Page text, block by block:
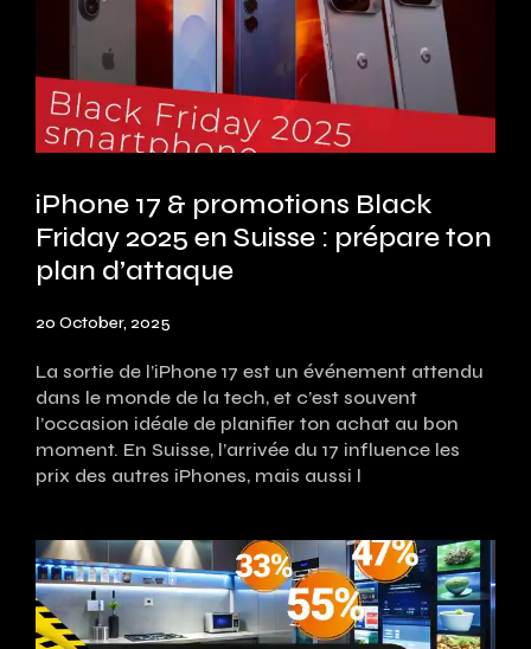
iPhone 17 & promotions Black
Friday 2025 en Suisse : prépare ton
plan d’attaque
20 October, 2025
La sortie de l’iPhone 17 est un événement attendu
dans le monde de la tech, et c’est souvent
l’occasion idéale de planifier ton achat au bon
moment. En Suisse, l’arrivée du 17 influence les
prix des autres iPhones, mais aussi l